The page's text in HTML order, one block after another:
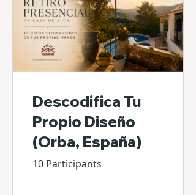
Descodifica Tu
Propio Diseño
(Orba, España)
10 Participants